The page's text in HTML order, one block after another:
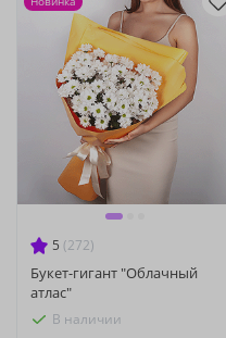
5 (272)
Букет-гигант "Облачный
атлас"
В наличии